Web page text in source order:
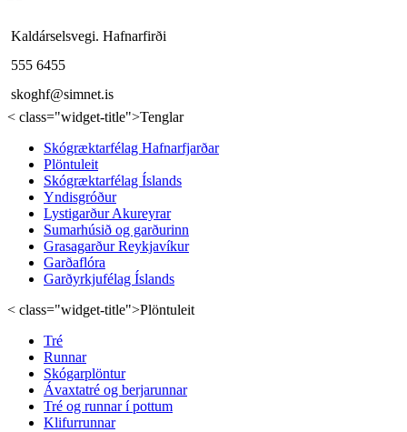
Kaldárselsvegi. Hafnarfirði
555 6455
skoghf@simnet.is
< class="widget-title">Tenglar
Skógræktarfélag Hafnarfjarðar
Plöntuleit
Skógræktarfélag Íslands
Yndisgróður
Lystigarður Akureyrar
Sumarhúsið og garðurinn
Grasagarður Reykjavíkur
Garðaflóra
Garðyrkjufélag Íslands
< class="widget-title">Plöntuleit
Tré
Runnar
Skógarplöntur
Ávaxtatré og berjarunnar
Tré og runnar í pottum
Klifurrunnar